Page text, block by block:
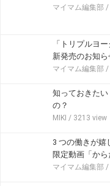
マイマム編集部 /
「トリプルヨ
新発売のお知ら
マイマム編集部 /
知っておきた
の？
MIKI / 3213 view
3 つの働きが嬉
限定動画「か
マイマム編集部 /